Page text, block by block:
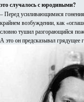
это случалось с юродивыми?
– Перед усиливающимися
крайнем возбуждении, как
словно тушил разгорающийся
А это он предсказывал грядущее